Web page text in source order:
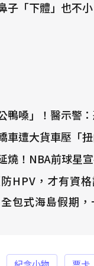
子「下體」也不
鴨嗓」！醫示警
車遭大貨車壓「
燒！NBA前球星
HPV，才有資格
包式海島假期